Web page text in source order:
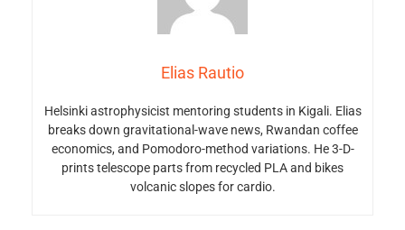
Elias Rautio
Helsinki astrophysicist mentoring students in Kigali. Elias
breaks down gravitational-wave news, Rwandan coffee
economics, and Pomodoro-method variations. He 3-D-
prints telescope parts from recycled PLA and bikes
volcanic slopes for cardio.